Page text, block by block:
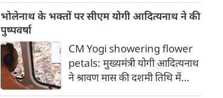
रोशन सिंह की जन्मभूमि आजाद
मुख्यधारा से कटे रहने का दर्द सहती
रही। जिस गांव की मिट्टी ने देश को
ऐसा वीर सपूत दिया, उसी गांव की
तीन पीढ़ियां हर साल बारिश के मौसम
भोलेनाथ के भक्तों पर सीएम योगी आदित्यनाथ ने की
पुष्पवर्षा
CM Yogi showering flower
petals: मुख्यमंत्री योगी आदित्यनाथ
ने श्रावण मास की दशमी तिथि में